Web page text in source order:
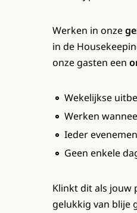
Werken in onze
in de
onze gasten een
Wekelijkse
Werken
Ieder
Geen enkele
Klinkt dit als jouw
gelukkig van blije